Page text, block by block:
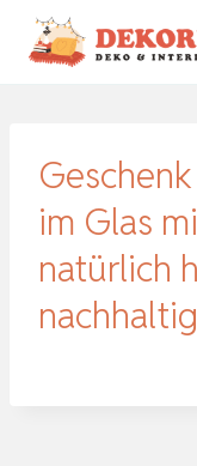
Zum
Inhalt
im Glas
natürlich